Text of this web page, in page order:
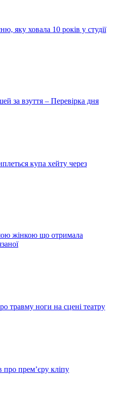
яку ховала 10 років у студії
за взуття – Перевірка дня
купа хейту через
жінкою що отримала
травму ноги на сцені театру
про прем’єру кліпу